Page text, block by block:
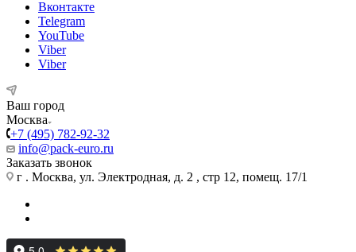
Вконтакте
Telegram
YouTube
Viber
Viber
Ваш город
Москва
+7 (495) 782-92-32
info@pack-euro.ru
Заказать звонок
г . Москва, ул. Электродная, д. 2 , стр 12, помещ. 17/1